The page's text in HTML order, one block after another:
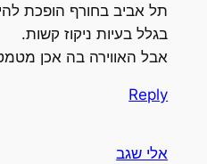
תל אביב בחורף הופכת
בגלל בעיות ניקוז קשות.
אבל האווירה בה אכן
Reply
אלי שגב